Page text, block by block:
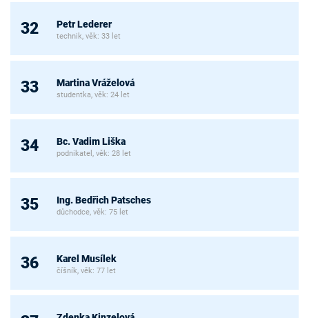
32 Petr Lederer
technik, věk: 33 let
33 Martina Vráželová
studentka, věk: 24 let
34 Bc. Vadim Liška
podnikatel, věk: 28 let
35 Ing. Bedřich Patsches
důchodce, věk: 75 let
36 Karel Musílek
číšník, věk: 77 let